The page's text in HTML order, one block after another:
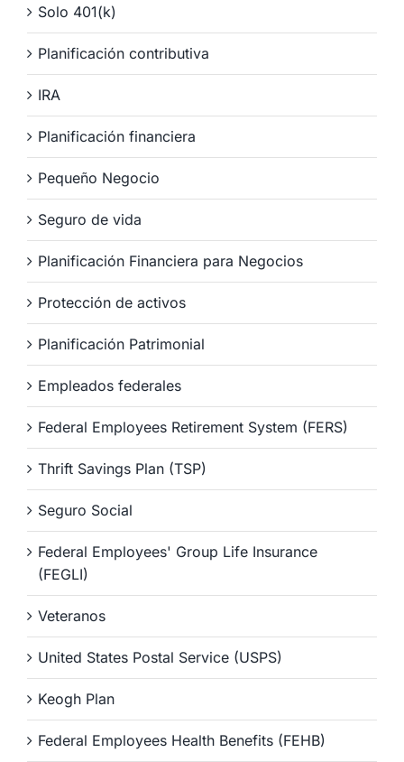
Solo 401(k)
Planificación contributiva
IRA
Planificación financiera
Pequeño Negocio
Seguro de vida
Planificación Financiera para Negocios
Protección de activos
Planificación Patrimonial
Empleados federales
Federal Employees Retirement System (FERS)
Thrift Savings Plan (TSP)
Seguro Social
Federal Employees' Group Life Insurance
(FEGLI)
Veteranos
United States Postal Service (USPS)
Keogh Plan
Federal Employees Health Benefits (FEHB)